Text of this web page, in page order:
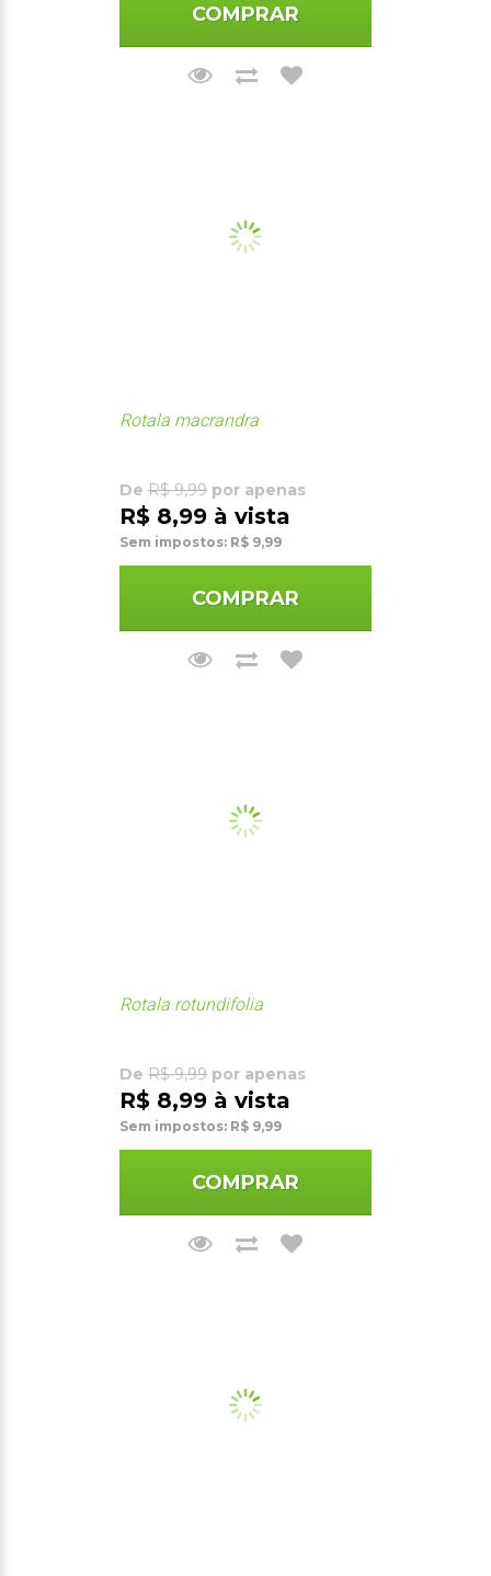
COMPRAR
Rotala macrandra
De R$ 9,99 por apenas
R$ 8,99 à vista
Sem impostos: R$ 9,99
COMPRAR
Rotala rotundifolia
De R$ 9,99 por apenas
R$ 8,99 à vista
Sem impostos: R$ 9,99
COMPRAR